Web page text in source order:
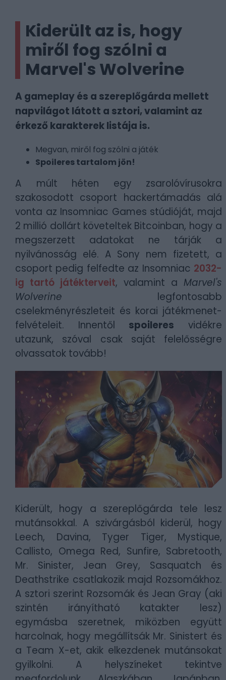
Kiderült az is, hogy
miről fog szólni a
Marvel's Wolverine
A gameplay és a szereplőgárda mellett
napvilágot látott a sztori, valamint az
érkező karakterek listája is.
Megvan, miről fog szólni a játék
Spoileres tartalom jön!
A múlt héten egy zsarolóvírusokra
szakosodott csoport hackertámadás alá
vonta az Insomniac Games stúdióját, majd
2 millió dollárt követeltek Bitcoinban, hogy a
megszerzett adatokat ne tárják a
nyilvánosság elé. A Sony nem fizetett, a
csoport pedig felfedte az Insomniac 2032-
ig tartó játékterveit, valamint a Marvel's
Wolverine legfontosabb
cselekményrészleteit és korai játékmenet-
felvételeit. Innentől spoileres vidékre
utazunk, szóval csak saját felelősségre
olvassatok tovább!
Kiderült, hogy a szereplőgárda tele lesz
mutánsokkal. A szivárgásból kiderül, hogy
Leech, Davina, Tyger Tiger, Mystique,
Callisto, Omega Red, Sunfire, Sabretooth,
Mr. Sinister, Jean Grey, Sasquatch és
Deathstrike csatlakozik majd Rozsomákhoz.
A sztori szerint Rozsomák és Jean Gray (aki
szintén irányítható katakter lesz)
egymásba szeretnek, miközben együtt
harcolnak, hogy megállítsák Mr. Sinistert és
a Team X-et, akik elkezdenek mutánsokat
gyilkolni. A helyszíneket tekintve